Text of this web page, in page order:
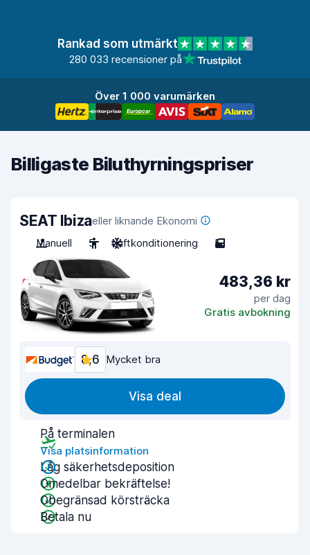
Rankad som utmärkt
280 033 recensioner på
Över 1 000 varumärken
Billigaste Biluthyrningspriser
SEAT Ibizaeller liknande Ekonomi
Manuell
5 Luftkonditionering 5
483,36 kr
per dag
Gratis avbokning
8,6 Mycket bra
Visa deal
På terminalen
Visa platsinformation
Låg säkerhetsdeposition
Omedelbar bekräftelse!
Obegränsad körsträcka
Betala nu